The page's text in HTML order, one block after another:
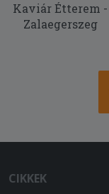
Kaviár Étterem -
Zalaegerszeg
CIKKEK